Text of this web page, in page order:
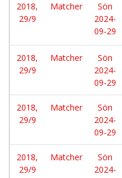
2018,
29/9
Matcher
Sön
2024-
09-29
2018,
29/9
Matcher
Sön
2024-
09-29
2018,
29/9
Matcher
Sön
2024-
09-29
2018,
29/9
Matcher
Sön
2024-